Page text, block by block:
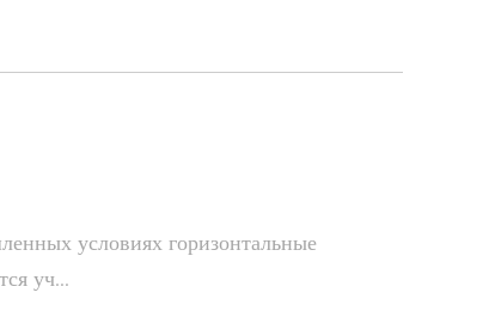
условиях горизонтальные
уч...